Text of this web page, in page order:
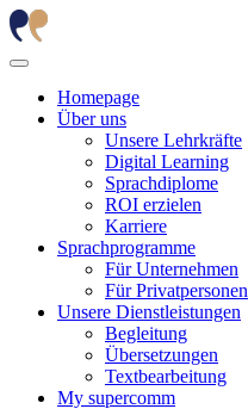
Homepage
Über uns
Unsere Lehrkräfte
Digital Learning
Sprachdiplome
ROI erzielen
Karriere
Sprachprogramme
Für Unternehmen
Für Privatpersonen
Unsere Dienstleistungen
Begleitung
Übersetzungen
Textbearbeitung
My supercomm